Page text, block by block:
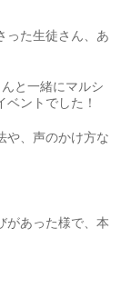
った生徒さん、あ
と一緒にマルシ
ントでした！
や、声のかけ方な
があった様で、本